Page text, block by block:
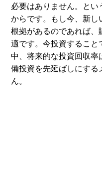
必要はありません。と
からです。もし今、新
根拠があるのであれば
適です。今投資するこ
中、将来的な投資回収
備投資を先延ばしにす
ん。